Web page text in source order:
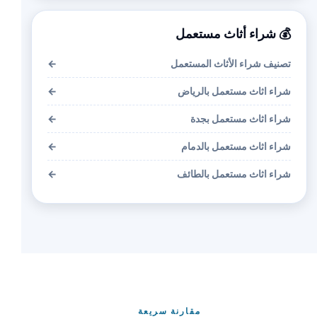
💰 شراء أثاث مستعمل
تصنيف شراء الأثاث المستعمل ←
شراء اثاث مستعمل بالرياض ←
شراء اثاث مستعمل بجدة ←
شراء اثاث مستعمل بالدمام ←
شراء اثاث مستعمل بالطائف ←
مقارنة سريعة